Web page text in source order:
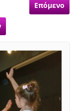
Επόμενο